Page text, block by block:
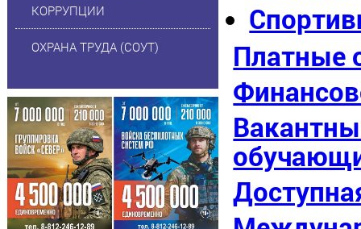
КОРРУПЦИИ
ОХРАНА ТРУДА (СОУТ)
Платные